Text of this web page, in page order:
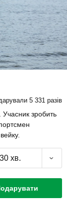
5 331 разів
Учасник зробить
30 хв.